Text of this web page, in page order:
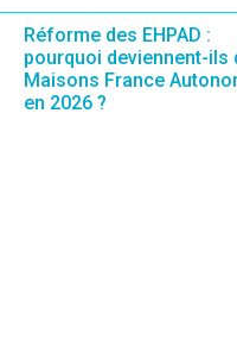
Réforme des EHPAD :
pourquoi deviennent-ils
Maisons France
en 2026 ?